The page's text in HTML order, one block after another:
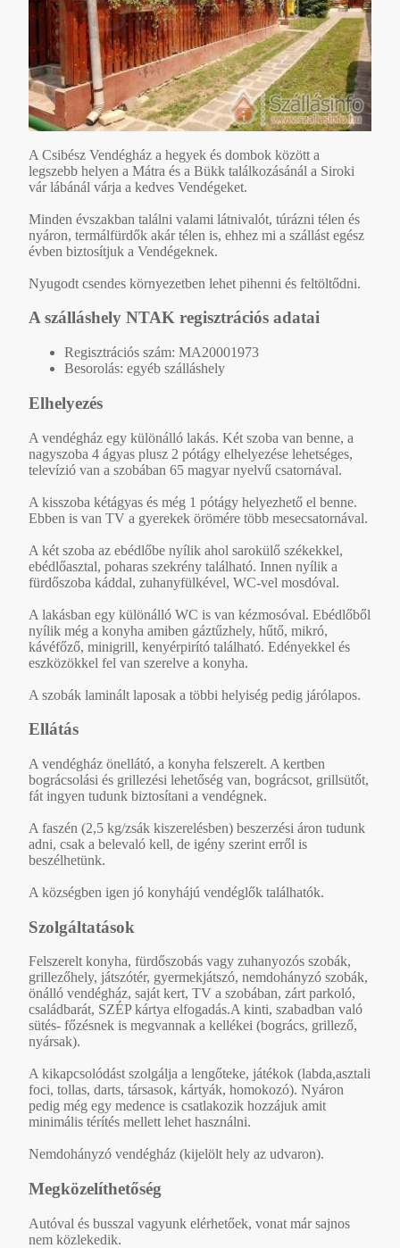
A Csibész Vendégház a hegyek és dombok között a
legszebb helyen a Mátra és a Bükk találkozásánál a Siroki
vár lábánál várja a kedves Vendégeket.
Minden évszakban találni valami látnivalót, túrázni télen és
nyáron, termálfürdők akár télen is, ehhez mi a szállást egész
évben biztosítjuk a Vendégeknek.
Nyugodt csendes környezetben lehet pihenni és feltöltődni.
A szálláshely NTAK regisztrációs adatai
Regisztrációs szám: MA20001973
Besorolás: egyéb szálláshely
Elhelyezés
A vendégház egy különálló lakás. Két szoba van benne, a
nagyszoba 4 ágyas plusz 2 pótágy elhelyezése lehetséges,
televízió van a szobában 65 magyar nyelvű csatornával.
A kisszoba kétágyas és még 1 pótágy helyezhető el benne.
Ebben is van TV a gyerekek örömére több mesecsatornával.
A két szoba az ebédlőbe nyílik ahol sarokülő székekkel,
ebédlőasztal, poharas szekrény található. Innen nyílik a
fürdőszoba káddal, zuhanyfülkével, WC-vel mosdóval.
A lakásban egy különálló WC is van kézmosóval. Ebédlőből
nyílik még a konyha amiben gáztűzhely, hűtő, mikró,
kávéfőző, minigrill, kenyérpirító található. Edényekkel és
eszközökkel fel van szerelve a konyha.
A szobák laminált laposak a többi helyiség pedig járólapos.
Ellátás
A vendégház önellátó, a konyha felszerelt. A kertben
bográcsolási és grillezési lehetőség van, bográcsot, grillsütőt,
fát ingyen tudunk biztosítani a vendégnek.
A faszén (2,5 kg/zsák kiszerelésben) beszerzési áron tudunk
adni, csak a belevaló kell, de igény szerint erről is
beszélhetünk.
A községben igen jó konyhájú vendéglők találhatók.
Szolgáltatások
Felszerelt konyha, fürdőszobás vagy zuhanyozós szobák,
grillezőhely, játszótér, gyermekjátszó, nemdohányzó szobák,
önálló vendégház, saját kert, TV a szobában, zárt parkoló,
családbarát, SZÉP kártya elfogadás.A kinti, szabadban való
sütés- főzésnek is megvannak a kellékei (bogrács, grillező,
nyársak).
A kikapcsolódást szolgálja a lengőteke, játékok (labda,asztali
foci, tollas, darts, társasok, kártyák, homokozó). Nyáron
pedig még egy medence is csatlakozik hozzájuk amit
minimális térítés mellett lehet használni.
Nemdohányzó vendégház (kijelölt hely az udvaron).
Megközelíthetőség
Autóval és busszal vagyunk elérhetőek, vonat már sajnos
nem közlekedik.